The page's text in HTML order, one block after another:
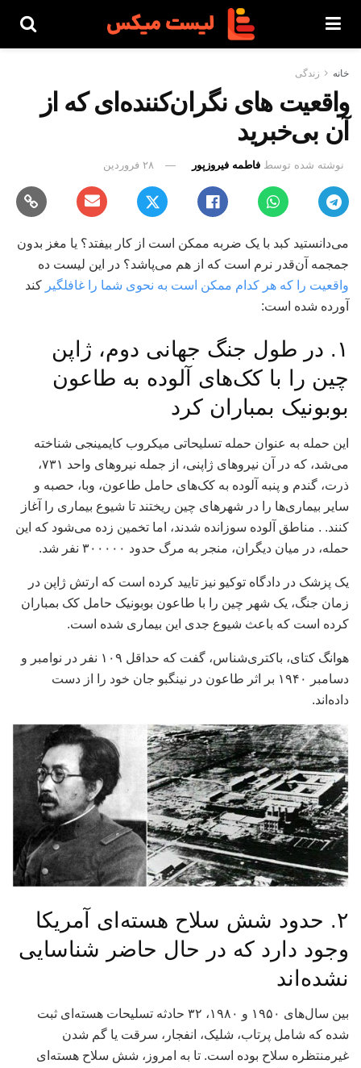
خانه زندگی
واقعیت های نگران‌کننده‌ای که از
آن بی‌خبرید
نوشته شده توسط فاطمه فیروزپور ۲۸ فروردین
می‌دانستید کبد با یک ضربه ممکن است از کار بیفتد؟ یا مغز بدون
جمجمه آن‌قدر نرم است که از هم می‌پاشد؟ در این لیست ده
واقعیت را که هر کدام ممکن است به نحوی شما را غافلگیر کند
آورده شده است:
۱. در طول جنگ جهانی دوم، ژاپن
چین را با کک‌های آلوده به طاعون
بوبونیک بمباران کرد
این حمله به عنوان حمله تسلیحاتی میکروب کایمینجی شناخته
می‌شد، که در آن نیروهای ژاپنی، از جمله نیروهای واحد ۷۳۱،
ذرت، گندم و پنبه آلوده به کک‌های حامل طاعون، وبا، حصبه و
سایر بیماری‌ها را در شهرهای چین ریختند تا شیوع بیماری را آغاز
کنند. . مناطق آلوده سوزانده شدند، اما تخمین زده می‌شود که این
حمله، در میان دیگران، منجر به مرگ حدود ۳۰۰۰۰۰ نفر شد.
یک پزشک در دادگاه توکیو نیز تایید کرده است که ارتش ژاپن در
زمان جنگ، یک شهر چین را با طاعون بوبونیک حامل کک بمباران
کرده است که باعث شیوع جدی این بیماری شده است.
هوانگ کتای، باکتری‌شناس، گفت که حداقل ۱۰۹ نفر در نوامبر و
دسامبر ۱۹۴۰ بر اثر طاعون در نینگبو جان خود را از دست
داده‌اند.
۲. حدود شش سلاح هسته‌ای آمریکا
وجود دارد که در حال حاضر شناسایی
نشده‌اند
بین سال‌های ۱۹۵۰ و ۱۹۸۰، ۳۲ حادثه تسلیحات هسته‌ای ثبت
شده که شامل پرتاب، شلیک، انفجار، سرقت یا گم شدن
غیرمنتظره سلاح بوده است. تا به امروز، شش سلاح هسته‌ای